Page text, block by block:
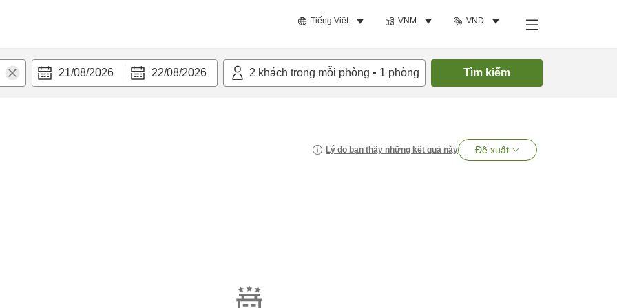
Tiếng Việt VNM VND
21/08/2026 22/08/2026 2 khách trong mỗi phòng • 1 phòng Tìm kiếm
Lý do bạn thấy những kết quả này Đề xuất